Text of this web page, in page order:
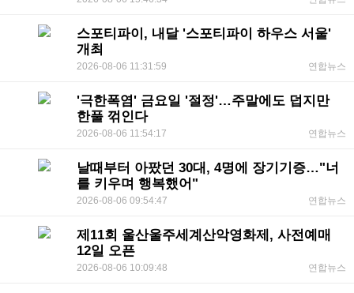
스포티파이, 내달 '스포티파이 하우스 서울'
개최
2026-08-06 11:31:59 연합뉴스
'극한폭염' 금요일 '절정'…주말에도 덥지만
한풀 꺾인다
2026-08-06 11:54:17 연합뉴스
날때부터 아팠던 30대, 4명에 장기기증…"너
를 키우며 행복했어"
2026-08-06 09:54:47 연합뉴스
제11회 울산울주세계산악영화제, 사전예매
12일 오픈
2026-08-06 10:09:48 연합뉴스